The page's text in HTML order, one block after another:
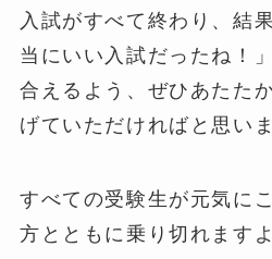
入試がすべて終わり、結
当にいい入試だったね！
合えるよう、ぜひあたた
げていただければと思いま
すべての受験生が元気に
方とともに乗り切れますよ